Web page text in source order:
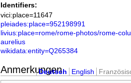
Identifiers:
vici:place=11647
pleiades:place=952198991
livius:place=rome/rome-photos/rome-
aurelius
wikidata:entity=Q265384
Anmerkungen
Deutsch English